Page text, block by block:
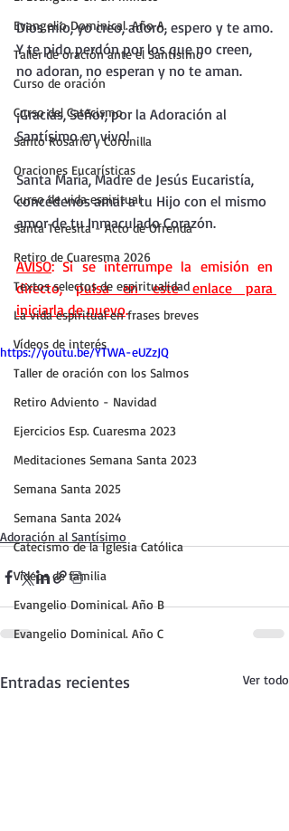
Evangelio Dominical. Año A.
Taller de oración ante el Santísimo
Curso de oración
Curso del Catecismo
Santo Rosario y Coronilla
Oraciones Eucarísticas
Curso de vida espiritual
Santa Teresita - Acto de Ofrenda
Retiro de Cuaresma 2026
Textos selectos de espiritualidad
La vida espiritual en frases breves
Vídeos de interés
Taller de oración con los Salmos
Retiro Adviento - Navidad
Ejercicios Esp. Cuaresma 2023
Meditaciones Semana Santa 2023
Semana Santa 2025
Semana Santa 2024
Catecismo de la Iglesia Católica
Vídeos de familia
Evangelio Dominical. Año B
Evangelio Dominical. Año C
Dios mío, yo creo, adoro, espero y te amo.
Y te pido perdón por los que no creen,
no adoran, no esperan y no te aman.
¡Gracias, Señor, por la Adoración al
Santísimo en vivo!
Santa María, Madre de Jesús Eucaristía,
concédenos amar a tu Hijo con el mismo
amor de tu Inmaculado Corazón.
AVISO: Si se interrumpe la emisión en
directo, pulsa en este enlace para
iniciarla de nuevo.
https://youtu.be/YTWA-eUZzJQ
Adoración al Santísimo
Entradas recientes Ver todo